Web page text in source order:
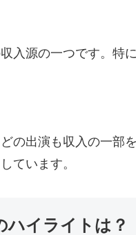
入源の一つです。特
の出演も収入の一部
ています。
ハイライトは？